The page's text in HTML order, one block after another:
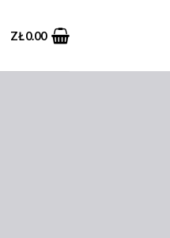
ZŁ0.00